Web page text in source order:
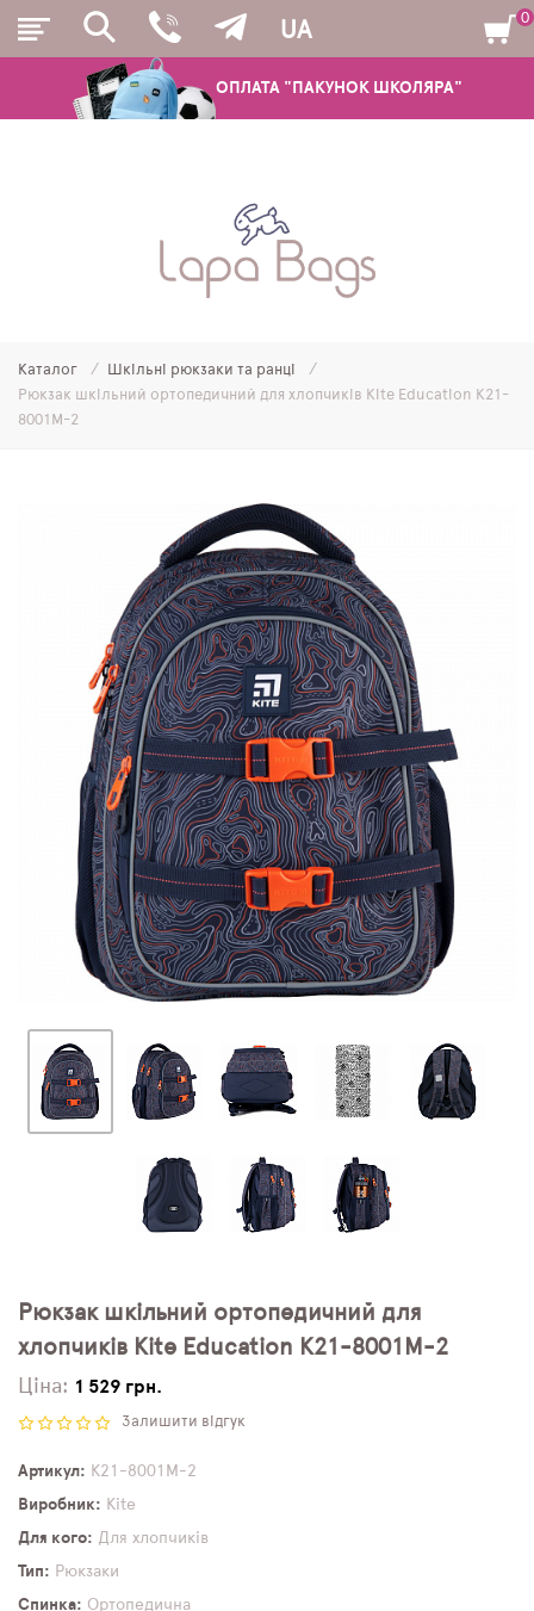
ОПЛАТА "ПАКУНОК ШКОЛЯРА"
UA
ШКІЛЬНІ РЮКЗАКИ ТА РАНЦІ
МОЛОДІЖНІ РЮКЗАКИ
ПЛЯШКИ ДЛЯ ВОДИ
SCHOOL STANDARD
SKYNAME
РОЗПРОДАЖ
0
Каталог
Шкільні рюкзаки та ранці
Рюкзак шкільний ортопедичний для хлопчиків Kite Education K21-
8001M-2
Рюкзак шкільний ортопедичний для
хлопчиків Kite Education K21-8001M-2
Ціна: 1 529 грн.
Залишити відгук
Артикул
K21-8001M-2
Виробник
Kite
Для кого
Для хлопчиків
Тип
Рюкзаки
Спинка
Ортопедична